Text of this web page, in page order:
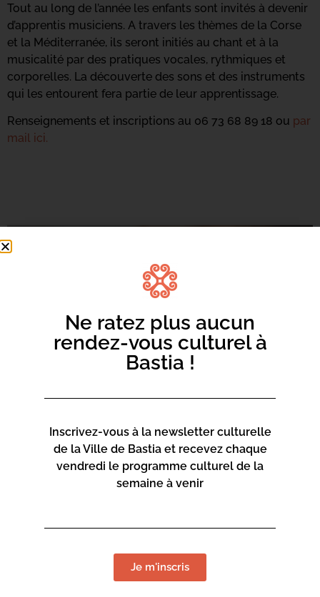
Tout au long de l’année les enfants sont invités à devenir
d’apprentis musiciens. A travers les thèmes de la Corse
et la Méditerranée, ils seront initiés au chant et à la
musicalité par des pratiques vocales, rythmiques et
corporelles. La découverte des sons et des instruments
qui les entourent fera partie de leur apprentissage.
Renseignements et inscriptions au 06 73 68 89 18 ou par
mail ici.
Ne ratez plus aucun
rendez-vous culturel à
Bastia !
Inscrivez-vous à la newsletter culturelle
de la Ville de Bastia et recevez chaque
vendredi le programme culturel de la
semaine à venir
Je m'inscris